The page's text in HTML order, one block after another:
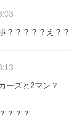
？？？？？え？？
ーズと2マン？
？？？